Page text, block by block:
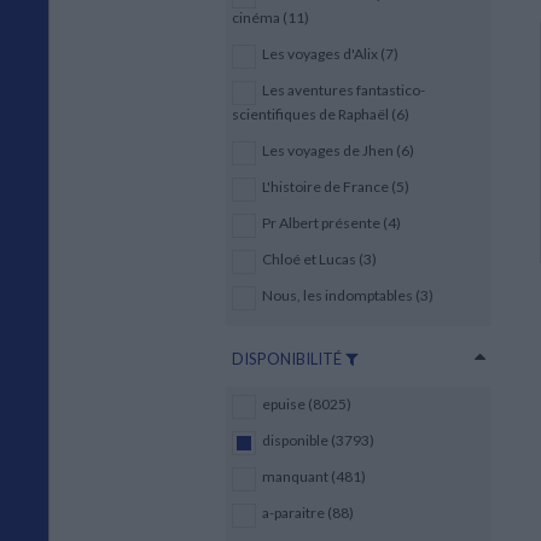
cinéma (11)
Les voyages d'Alix (7)
Les aventures fantastico-
scientifiques de Raphaël (6)
Les voyages de Jhen (6)
L'histoire de France (5)
Pr Albert présente (4)
Chloé et Lucas (3)
Nous, les indomptables (3)
DISPONIBILITÉ
epuise (8025)
disponible (3793)
manquant (481)
a-paraitre (88)